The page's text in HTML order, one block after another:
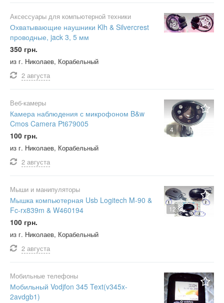
12
Аксессуары для компьютерной техники
Охватывающие наушники Klh & Silvercrest
проводные, jack 3, 5 мм
350 грн.
из г. Николаев, Корабельный
2 августа
4
Веб-камеры
Камера наблюдения с микрофоном B&w
Cmos Camera Pt679005
100 грн.
из г. Николаев, Корабельный
2 августа
12
Мыши и манипуляторы
Мышка компьютерная Usb Logitech M-90 &
Fc-rx839m & W460194
100 грн.
из г. Николаев, Корабельный
2 августа
Мобильные телефоны
Мобильный Vodjfon 345 Text(v345x-
2avdgb1)